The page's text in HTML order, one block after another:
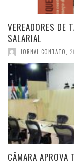
VEREADORES DE
SALARIAL
JORNAL CONTATO
CÂMARA APROVA